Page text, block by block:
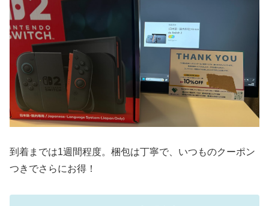
到着までは1週間程度。梱包は丁寧で、いつものクーポン
つきでさらにお得！